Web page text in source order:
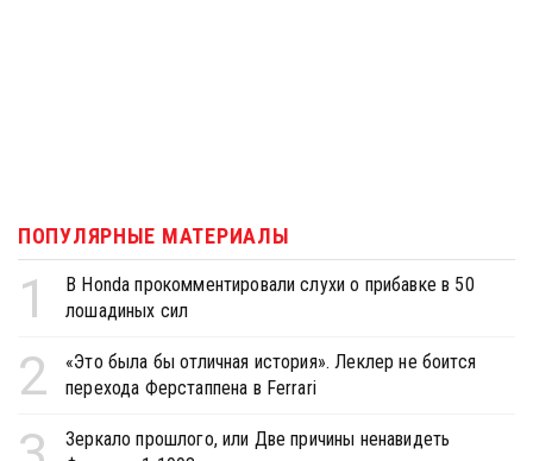
ПОПУЛЯРНЫЕ МАТЕРИАЛЫ
1
В Honda прокомментировали слухи о прибавке в 50
лошадиных сил
2
«Это была бы отличная история». Леклер не боится
перехода Ферстаппена в Ferrari
Зеркало прошлого, или Две причины ненавидеть